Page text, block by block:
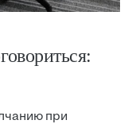
при